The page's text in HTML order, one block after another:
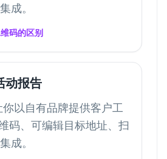
成。
码的区别
动报告
以自有品牌提供客户工
码、可编辑目标地址、扫
成。